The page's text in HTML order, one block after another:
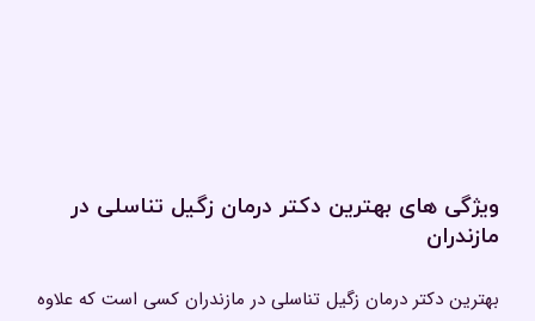
ویژگی‌ های بهترین دکتر درمان زگیل تناسلی در
مازندران
بهترین دکتر درمان زگیل تناسلی در مازندران کسی است که علاوه